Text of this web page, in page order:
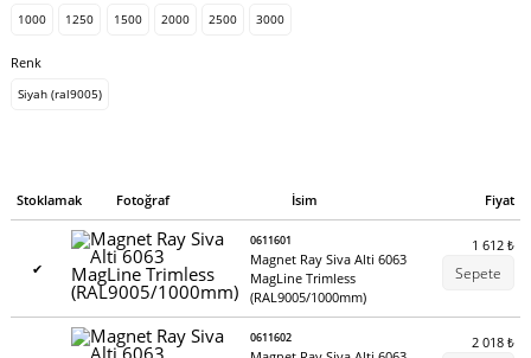
1000 1250 1500 2000 2500 3000
Renk
Siyah (ral9005)
Stoklamak Fotoğraf İsim Fiyat
✔
0611601
Magnet Ray Siva Alti 6063
MagLine Trimless
(RAL9005/1000mm)
1 612₺
Sepete
0611602 2 018₺